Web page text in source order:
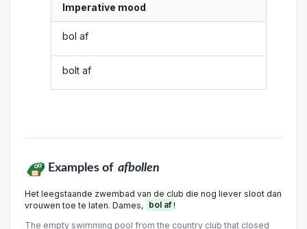
Imperative mood
bol af
bolt af
Examples of afbollen
Het leegstaande zwembad van de club die nog liever sloot dan
vrouwen toe te laten. Dames,
bol af !
The empty swimming pool from the country club that closed